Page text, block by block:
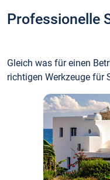
Professionelle
Gleich was für einen
richtigen Werkzeuge für